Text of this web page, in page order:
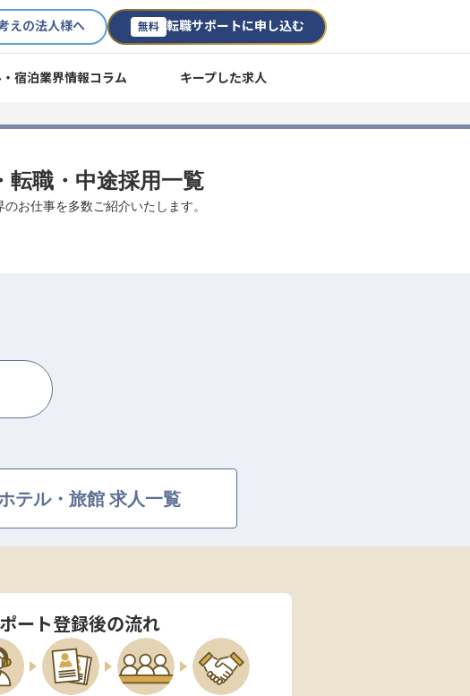
えの法人様へ 無料 転職サポートに申し込む
宿泊業界情報コラム キープした求人
職・中途採用一覧
お仕事を多数ご紹介いたします。
テル・旅館 求人一覧
ート登録後の流れ